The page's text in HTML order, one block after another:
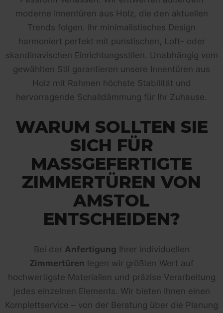
moderne Innentüren aus Holz, die den aktuellen
Trends folgen. Ihr minimalistisches Design
harmoniert perfekt mit puristischen, Loft- oder
skandinavischen Einrichtungsstilen. Unabhängig vom
gewählten Stil garantieren unsere Innentüren aus
Holz mit Rahmen höchste Stabilität und
hervorragende Schalldämmung für Ihr Zuhause.
WARUM SOLLTEN SIE
SICH FÜR
MASSGEFERTIGTE Z
IMMERTÜREN VON A
MSTOL E
NTSCHEIDEN?
Bei der Anfertigung Ihrer individuellen
Zimmertüren legen wir größten Wert auf
hochwertigste Materialien und präzise Verarbeitung
jedes einzelnen Elements. Wir bieten Ihnen einen
Komplettservice – von der Beratung über die Planung